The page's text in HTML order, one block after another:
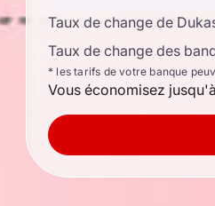
Taux de change de
Taux de change des
* les tarifs de votre banque
Vous économisez jusqu'à